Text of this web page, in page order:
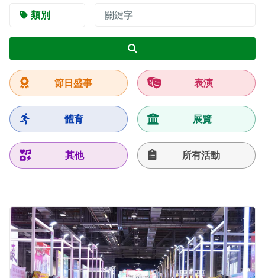
類別
節日盛事 表演
體育 展覽
其他 所有活動